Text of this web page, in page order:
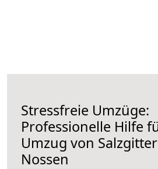
Stressfreie Umzüge:
Professionelle Hilfe
Umzug von
Nossen